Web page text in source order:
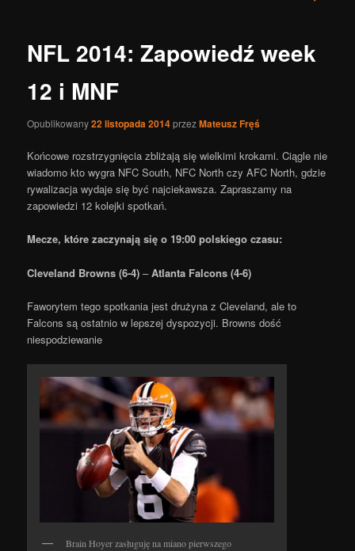
NFL 2014: Zapowiedź week
12 i MNF
Opublikowany22 listopada 2014przezMateusz Fręś
Końcowe rozstrzygnięcia zbliżają się wielkimi krokami. Ciągle nie
wiadomo kto wygra NFC South, NFC North czy AFC North, gdzie
rywalizacja wydaje się być najciekawsza. Zapraszamy na
zapowiedzi 12 kolejki spotkań.
Mecze, które zaczynają się o 19:00 polskiego czasu:
Cleveland Browns (6-4)–Atlanta Falcons (4-6)
Faworytem tego spotkania jest drużyna z Cleveland, ale to
Falcons są ostatnio w lepszej dyspozycji. Browns dość
niespodziewanie
Brain Hoyer zasługuję na miano pierwszego